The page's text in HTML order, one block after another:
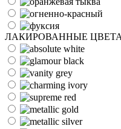
ЛАКИРОВАННЫЕ ЦВЕТА